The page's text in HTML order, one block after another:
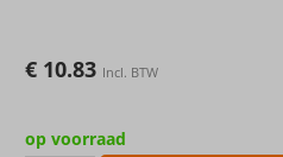
€ 10.83 Incl. BTW
op voorraad